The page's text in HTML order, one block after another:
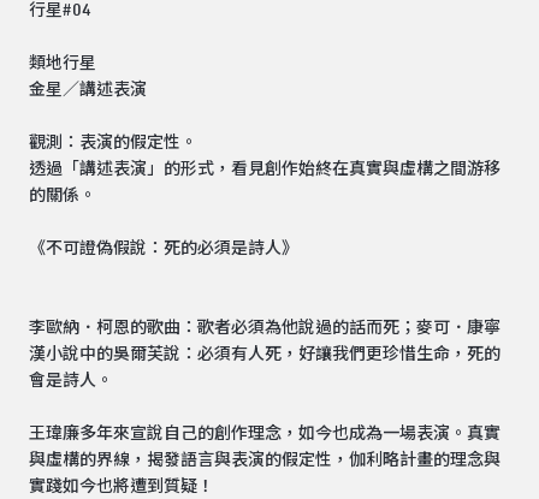
行星#04
類地行星
金星／講述表演
觀測：表演的假定性。
透過「講述表演」的形式，看見創作始終在真實與虛構之間游移
的關係。
《不可證偽假說：死的必須是詩人》
李歐納．柯恩的歌曲：歌者必須為他說過的話而死；麥可．康寧
漢小說中的吳爾芙說：必須有人死，好讓我們更珍惜生命，死的
會是詩人。
王瑋廉多年來宣說自己的創作理念，如今也成為一場表演。真實
與虛構的界線，揭發語言與表演的假定性，伽利略計畫的理念與
實踐如今也將遭到質疑！